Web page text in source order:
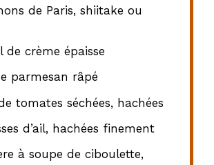
de Paris, shiitake ou
de crème épaisse
parmesan râpé
tomates séchées, hachées
d’ail, hachées finement
à soupe de ciboulette,